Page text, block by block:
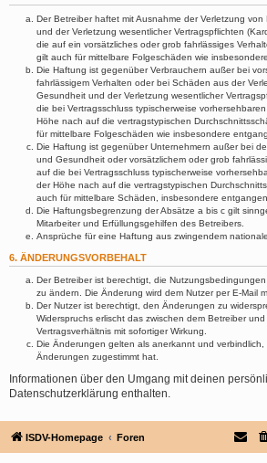
Der Betreiber haftet mit Ausnahme der Verletzung
und der Verletzung wesentlicher Vertragspflichten
die auf ein vorsätzliches oder grob fahrlässiges
gilt auch für mittelbare Folgeschäden wie
Die Haftung ist gegenüber Verbrauchern außer bei
fahrlässigem Verhalten oder bei Schäden aus der
Gesundheit und der Verletzung wesentlicher
die bei Vertragsschluss typischerweise
Höhe nach auf die vertragstypischen
für mittelbare Folgeschäden wie insbesondere
Die Haftung ist gegenüber Unternehmern außer bei
und Gesundheit oder vorsätzlichem oder grob
auf die bei Vertragsschluss typischerweise
der Höhe nach auf die vertragstypischen
auch für mittelbare Schäden, insbesondere
Die Haftungsbegrenzung der Absätze a bis c gilt
Mitarbeiter und Erfüllungsgehilfen des Betreibers.
Ansprüche für eine Haftung aus zwingendem
6. ÄNDERUNGSVORBEHALT
Der Betreiber ist berechtigt, die
zu ändern. Die Änderung wird dem Nutzer per E-Mail
Der Nutzer ist berechtigt, den Änderungen zu
Widerspruchs erlischt das zwischen dem Betreiber
Vertragsverhältnis mit sofortiger Wirkung.
Die Änderungen gelten als anerkannt und verbindlich,
Änderungen zugestimmt hat.
Informationen über den Umgang mit deinen
Datenschutzerklärung enthalten.
ISDV-Homepage Foren